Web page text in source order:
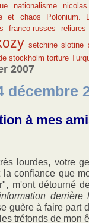
nationalisme
et chaos
Polonium.
franco-russes
reliures
setchine slotine
stockholm torture
2007
décembre
à mes
lourdes, votre
confiance que
m'ont détourné
derrière
guère à faire part
tréfonds de mon